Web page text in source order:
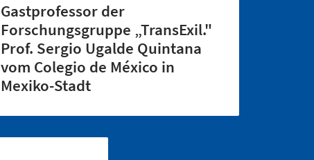
Gastprofessor der
Forschungsgruppe „TransExil."
Prof. Sergio Ugalde Quintana
vom Colegio de México in
Mexiko-Stadt